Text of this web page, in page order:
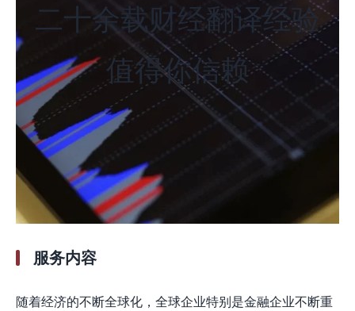
二十余载财经翻译经验
值得你信赖
服务内容
随着经济的不断全球化，全球企业特别是金融企业不断重